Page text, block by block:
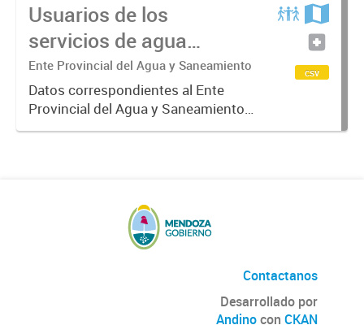
Usuarios de los
servicios de agua
potable y cloacas
Ente Provincial del Agua y Saneamiento
Datos correspondientes al Ente
Provincial del Agua y Saneamiento
de Mendoza sobre las cuentas que
csv
Contactanos
Desarrollado por
Andinocon CKAN